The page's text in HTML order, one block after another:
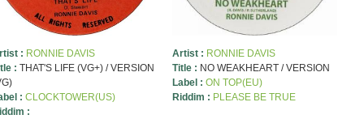
: RONNIE DAVIS
:THAT'S LIFE (VG+) / VERSION
:CLOCKTOWER(US)
:
Artist : RONNIE DAVIS
Title : NO WEAKHEART / VERSION
Label : ON TOP(EU)
Riddim : PLEASE BE TRUE